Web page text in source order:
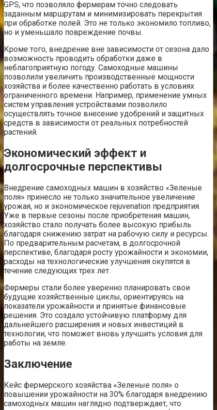
GPS, что позволяло фермерам точно следовать
заданным маршрутам и минимизировать перекрытия
при обработке полей. Это не только экономило топливо,
но и уменьшало повреждение почвы.
Кроме того, внедрение вне зависимости от сезона дало
возможность проводить обработки даже в
неблагоприятную погоду. Самоходные машины
позволили увеличить производственные мощности
хозяйства и более качественно работать в условиях
ограниченного времени. Например, применение умных
систем управления устройствами позволило
осуществлять точное внесение удобрений и защитных
средств в зависимости от реальных потребностей
растений.
Экономический эффект и
долгосрочные перспективы
Внедрение самоходных машин в хозяйство «Зеленые
поля» принесло не только значительное увеличение
урожая, но и экономическое rejuvenation предприятия.
Уже в первые сезоны после приобретения машин,
хозяйство стало получать более высокую прибыль
благодаря снижению затрат на рабочую силу и ресурсы.
По предварительным расчетам, в долгосрочной
перспективе, благодаря росту урожайности и экономии,
расходы на технологические улучшения окупятся в
течение следующих трех лет.
Фермеры стали более уверенно планировать свои
будущие хозяйственные циклы, ориентируясь на
показатели урожайности и принятые финансовые
решения. Это создало устойчивую платформу для
дальнейшего расширения и новых инвестиций в
технологии, что поможет вновь улучшить условия для
работы на земле.
Заключение
Кейс фермерского хозяйства «Зеленые поля» о
повышении урожайности на 30% благодаря внедрению
самоходных машин наглядно подтверждает, что